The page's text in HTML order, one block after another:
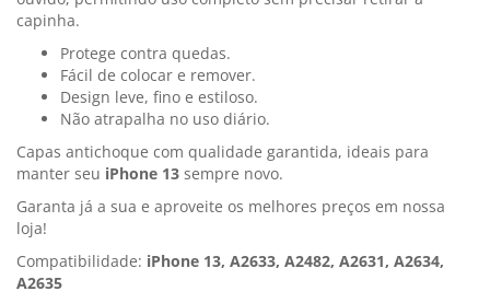
capinha.
Protege contra quedas.
Fácil de colocar e remover.
Design leve, fino e estiloso.
Não atrapalha no uso diário.
Capas antichoque com qualidade garantida, ideais para
manter seu iPhone 13 sempre novo.
Garanta já a sua e aproveite os melhores preços em nossa
loja!
Compatibilidade: iPhone 13, A2633, A2482, A2631, A2634,
A2635